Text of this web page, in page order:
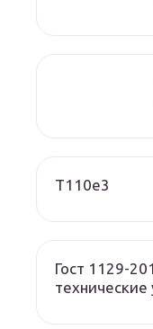
T110e3
Гост 1129-
технические